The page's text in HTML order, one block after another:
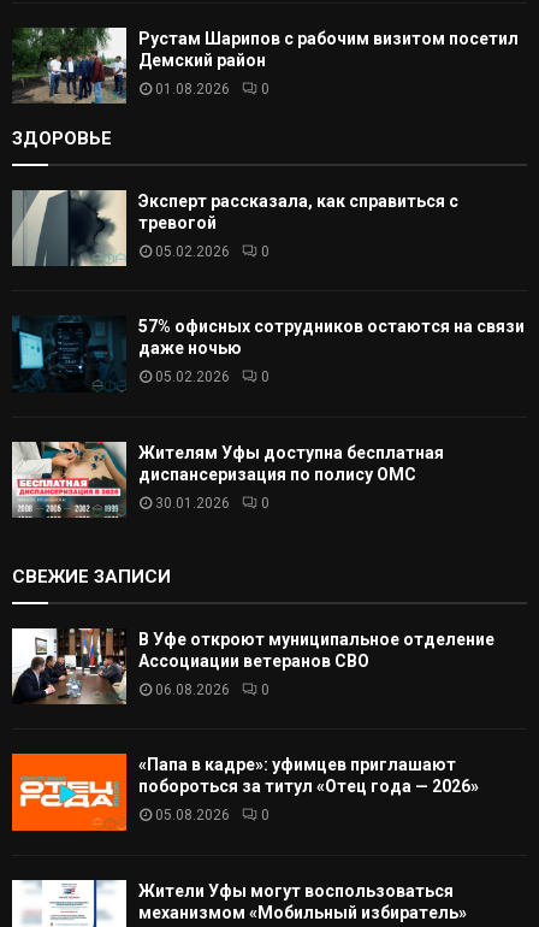
Рустам Шарипов с рабочим визитом посетил
Демский район
01.08.2026 0
ЗДОРОВЬЕ
Эксперт рассказала, как справиться с
тревогой
05.02.2026 0
57% офисных сотрудников остаются на связи
даже ночью
05.02.2026 0
Жителям Уфы доступна бесплатная
диспансеризация по полису ОМС
30.01.2026 0
СВЕЖИЕ ЗАПИСИ
В Уфе откроют муниципальное отделение
Ассоциации ветеранов СВО
06.08.2026 0
«Папа в кадре»: уфимцев приглашают
побороться за титул «Отец года — 2026»
05.08.2026 0
Жители Уфы могут воспользоваться
механизмом «Мобильный избиратель»